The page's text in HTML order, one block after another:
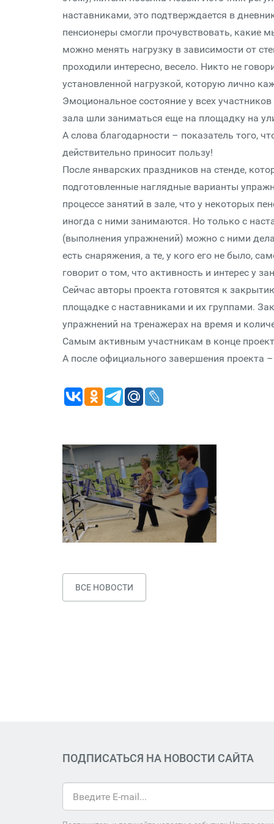
наставниками, это подтверждается в
пенсионеры смогли прочувствовать,
можно менять нагрузку в зависимости от
проходили интересно, весело. Никто не
установленной нагрузкой, которую лично
Эмоциональное состояние у всех
зала шли заниматься еще на площадку на
А слова благодарности – показатель того,
действительно приносит пользу!
После январских праздников на стенде,
подготовленные наглядные варианты
процессе занятий в зале, что у некоторых
иногда с ними занимаются. Но только с
(выполнения упражнений) можно с ними
есть снаряжения, а те, у кого его не было,
говорит о том, что активность и интерес у
Сейчас авторы проекта готовятся к
площадке с наставниками и их группами.
упражнений на тренажерах на время и
Самым активным участникам в конце
А после официального завершения проекта
ВСЕ НОВОСТИ
ПОДПИСАТЬСЯ НА НОВОСТИ САЙТА